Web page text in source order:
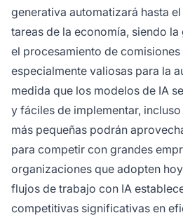
generativa automatizará hasta
tareas de la economía, siendo
el procesamiento de
especialmente valiosas para la
medida que los modelos de IA
y fáciles de implementar,
más pequeñas podrán
para competir con grandes
organizaciones que adopten
flujos de trabajo con IA
competitivas significativas en